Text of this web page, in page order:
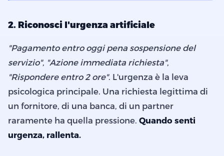
2. Riconosci l'urgenza artificiale
"Pagamento entro oggi pena sospensione del
servizio", "Azione immediata richiesta",
"Rispondere entro 2 ore". L'urgenza è la leva
psicologica principale. Una richiesta legittima di
un fornitore, di una banca, di un partner
raramente ha quella pressione. Quando senti
urgenza, rallenta.